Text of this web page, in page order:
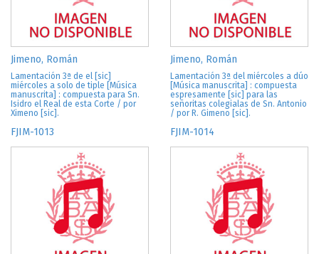
Jimeno, Román
Lamentación 3ª de el [sic]
miércoles a solo de tiple [Música
manuscrita] : compuesta para Sn.
Isidro el Real de esta Corte / por
Ximeno [sic].
Jimeno, Román
Lamentación 3ª del miércoles a dúo
[Música manuscrita] : compuesta
espresamente [sic] para las
señoritas colegialas de Sn. Antonio
/ por R. Gimeno [sic].
FJIM-1013 FJIM-1014